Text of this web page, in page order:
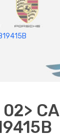
02>